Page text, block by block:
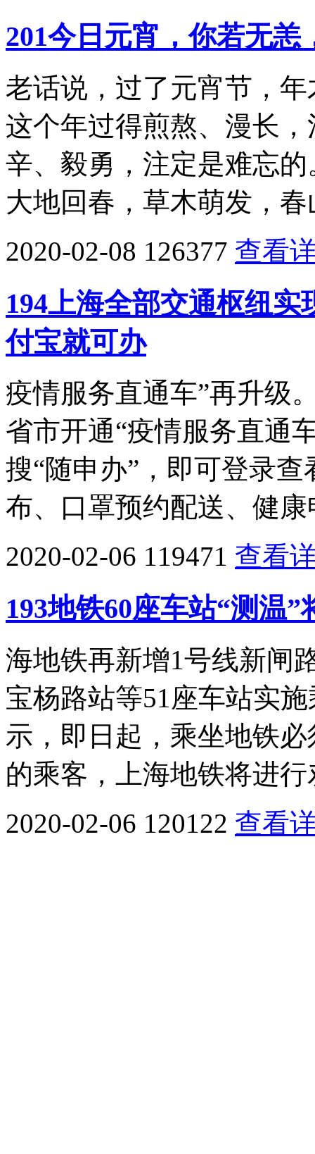
201今日元宵，你若无恙
老话说，过了元宵节，
这个年过得煎熬、漫长
辛、毅勇，注定是难忘
大地回春，草木萌发，
2020-02-08 126377 查看
194上海全部交通枢纽
付宝就可办
疫情服务直通车”再升级
省市开通“疫情服务直通
搜“随申办”，即可登录
布、口罩预约配送、健
2020-02-06 119471 查看
193地铁60座车站“测温
海地铁再新增1号线新闸
宝杨路站等51座车站实
示，即日起，乘坐地铁
的乘客，上海地铁将进行
2020-02-06 120122 查看